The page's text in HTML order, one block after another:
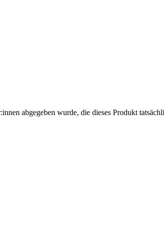
abgegeben wurde, die dieses Produkt